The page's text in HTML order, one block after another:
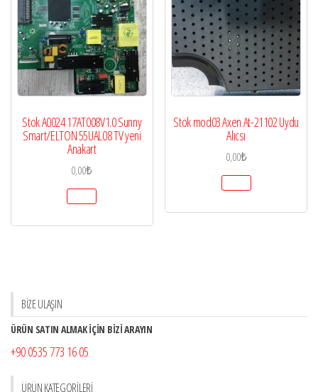
Stok A0024 17AT008V1.0 Sunny
Smart/ELTON 55UAL08 TV yeni
Anakart
0,00₺
Stok mod03 Axen At-21102 Uydu
Alıcsı
0,00₺
BİZE ULAŞIN
ÜRÜN SATIN ALMAK İÇİN BİZİ ARAYIN
+90 0535 773 16 05
ÜRÜN KATEGORILERI